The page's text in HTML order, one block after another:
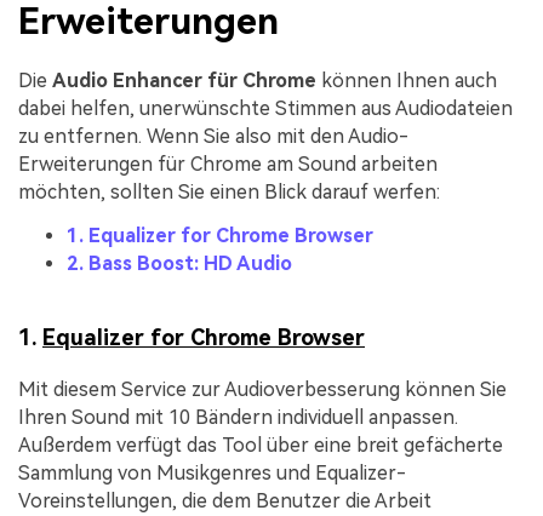
Erweiterungen
Die Audio Enhancer für Chrome können Ihnen auch
dabei helfen, unerwünschte Stimmen aus Audiodateien
zu entfernen. Wenn Sie also mit den Audio-
Erweiterungen für Chrome am Sound arbeiten
möchten, sollten Sie einen Blick darauf werfen:
1. Equalizer for Chrome Browser
2. Bass Boost: HD Audio
1. Equalizer for Chrome Browser
Mit diesem Service zur Audioverbesserung können Sie
Ihren Sound mit 10 Bändern individuell anpassen.
Außerdem verfügt das Tool über eine breit gefächerte
Sammlung von Musikgenres und Equalizer-
Voreinstellungen, die dem Benutzer die Arbeit